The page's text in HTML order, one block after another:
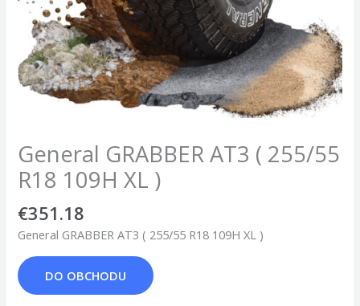
General GRABBER AT3 ( 255/55
R18 109H XL )
€351.18
General GRABBER AT3 ( 255/55 R18 109H XL )
DO OBCHODU